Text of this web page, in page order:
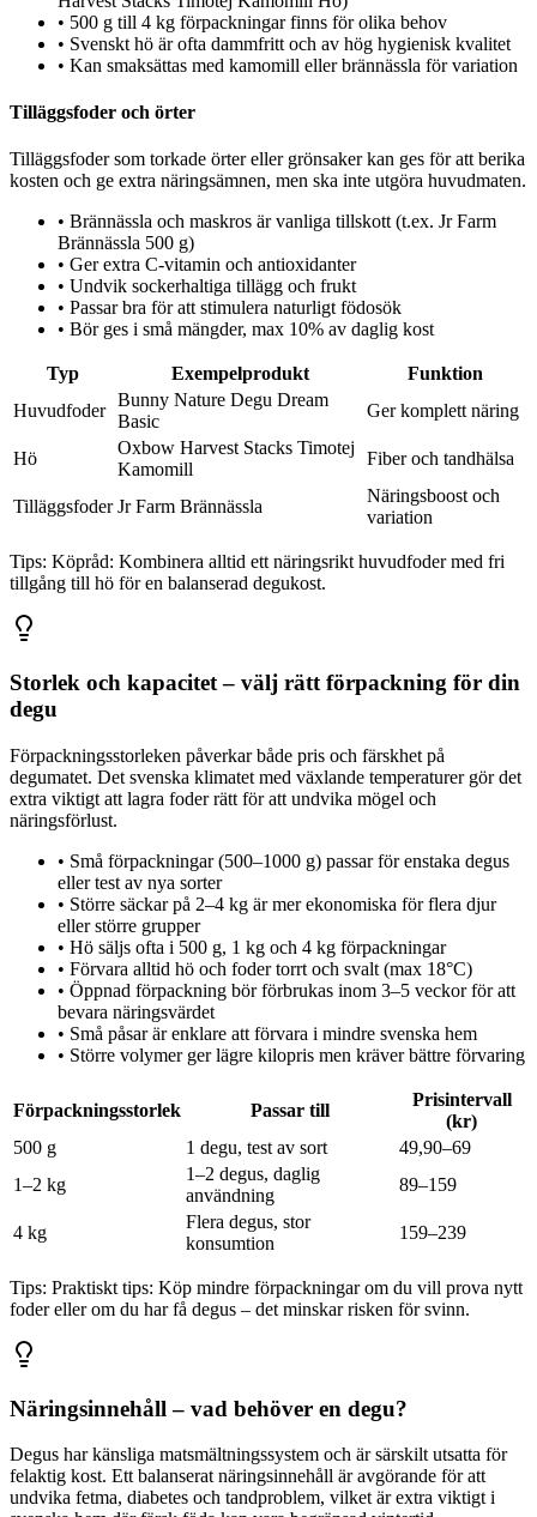
• 500 g till 4 kg förpackningar finns för olika behov
• Svenskt hö är ofta dammfritt och av hög hygienisk kvalitet
• Kan smaksättas med kamomill eller brännässla för variation
Tilläggsfoder och örter
Tilläggsfoder som torkade örter eller grönsaker kan ges för att berika
kosten och ge extra näringsämnen, men ska inte utgöra huvudmaten.
• Brännässla och maskros är vanliga tillskott (t.ex. Jr Farm
Brännässla 500 g)
• Ger extra C-vitamin och antioxidanter
• Undvik sockerhaltiga tillägg och frukt
• Passar bra för att stimulera naturligt födosök
• Bör ges i små mängder, max 10% av daglig kost
Typ Exempelprodukt
Funktion
Huvudfoder
Bunny Nature Degu Dream
Basic
Ger komplett näring
Hö
Oxbow Harvest Stacks Timotej
Kamomill
Fiber och tandhälsa
Tilläggsfoder Jr Farm Brännässla
Näringsboost och
variation
Tips: Köpråd: Kombinera alltid ett näringsrikt huvudfoder med fri
tillgång till hö för en balanserad degukost.
Storlek och kapacitet – välj rätt förpackning för din
degu
Förpackningsstorleken påverkar både pris och färskhet på
degumatet. Det svenska klimatet med växlande temperaturer gör det
extra viktigt att lagra foder rätt för att undvika mögel och
näringsförlust.
• Små förpackningar (500–1000 g) passar för enstaka degus
eller test av nya sorter
• Större säckar på 2–4 kg är mer ekonomiska för flera djur
eller större grupper
• Hö säljs ofta i 500 g, 1 kg och 4 kg förpackningar
• Förvara alltid hö och foder torrt och svalt (max 18°C)
• Öppnad förpackning bör förbrukas inom 3–5 veckor för att
bevara näringsvärdet
• Små påsar är enklare att förvara i mindre svenska hem
• Större volymer ger lägre kilopris men kräver bättre förvaring
Förpackningsstorlek Passar till
Prisintervall
(kr)
500 g
1 degu, test av sort
49,90–69
1–2 kg
1–2 degus, daglig
användning
89–159
4 kg
Flera degus, stor
konsumtion
159–239
Tips: Praktiskt tips: Köp mindre förpackningar om du vill prova nytt
foder eller om du har få degus – det minskar risken för svinn.
Näringsinnehåll – vad behöver en degu?
Degus har känsliga matsmältningssystem och är särskilt utsatta för
felaktig kost. Ett balanserat näringsinnehåll är avgörande för att
undvika fetma, diabetes och tandproblem, vilket är extra viktigt i